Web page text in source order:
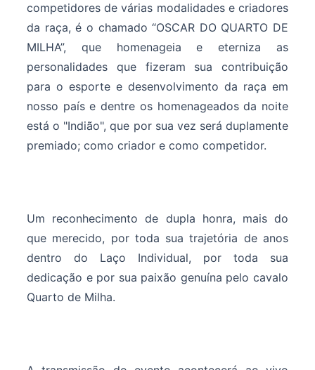
competidores de várias modalidades e criadores
da raça, é o chamado “OSCAR DO QUARTO DE
MILHA”, que homenageia e eterniza as
personalidades que fizeram sua contribuição
para o esporte e desenvolvimento da raça em
nosso país e dentre os homenageados da noite
está o "Indião", que por sua vez será duplamente
premiado; como criador e como competidor.
Um reconhecimento de dupla honra, mais do
que merecido, por toda sua trajetória de anos
dentro do Laço Individual, por toda sua
dedicação e por sua paixão genuína pelo cavalo
Quarto de Milha.